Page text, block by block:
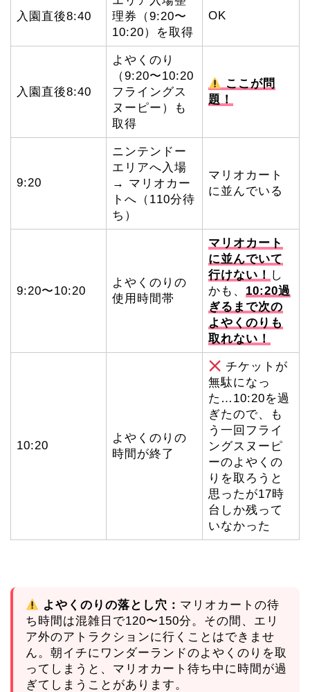
入園直後8:40
理券（9:20〜
10:20）を取得
OK
入園直後8:40
よやくのり
（9:20〜10:20
フライングス
ヌーピー）も
取得
ここが問
題！
9:20
ニンテンドー
エリアへ入場
→ マリオカー
トへ（110分待
ち）
マリオカート
に並んでいる
9:20〜10:20
よやくのりの
使用時間帯
マリオカート
に並んでいて
行けない！ し
かも、 10:20過
ぎるまで次の
よやくのりも
取れない！
10:20
よやくのりの
時間が終了
チケットが
無駄になっ
た…10:20を過
ぎたので、も
う一回フライ
ングスヌーピ
ーのよやくの
りを取ろうと
思ったが17時
台しか残って
いなかった
よやくのりの落とし穴： マリオカートの待
ち時間は混雑日で120〜150分。その間、エリ
ア外のアトラクションに行くことはできませ
ん。朝イチにワンダーランドのよやくのりを取
ってしまうと、マリオカート待ち中に時間が過
ぎてしまうことがあります。